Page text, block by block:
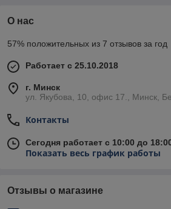
О нас
57% положительных из 7 отзывов за год
Работает с 25.10.2018
г. Минск
ул. Якубова, 10, офис 17., Минск,
Контакты
Сегодня работает с 10:00 до
Показать весь график работы
Отзывы о магазине